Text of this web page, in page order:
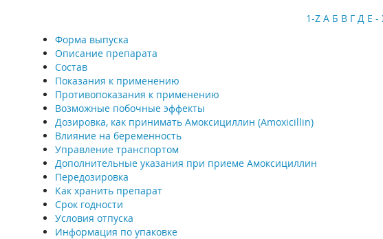
1-Z А Б В Г Д Е -
Форма выпуска
Описание препарата
Состав
Показания к применению
Противопоказания к применению
Возможные побочные эффекты
Дозировка, как принимать Амоксициллин (Amoxicillin)
Влияние на беременность
Управление транспортом
Дополнительные указания при приеме Амоксициллин
Передозировка
Как хранить препарат
Срок годности
Условия отпуска
Информация по упаковке